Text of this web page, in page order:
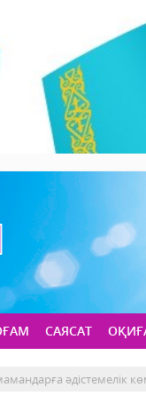
САЯСАТ
әдістемелік